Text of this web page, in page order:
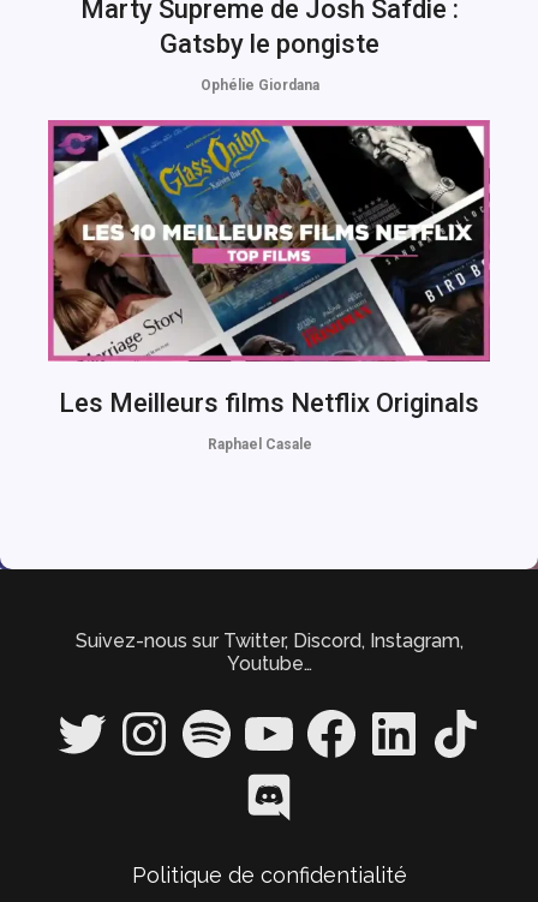
Marty Supreme de Josh Safdie :
Gatsby le pongiste
Ophélie Giordana
Les Meilleurs films Netflix Originals
Raphael Casale
Suivez-nous sur Twitter, Discord, Instagram,
Youtube…
Twitter InstagramSpotify YouTube FacebookLinkedIn TikTok
Discord
Politique de confidentialité